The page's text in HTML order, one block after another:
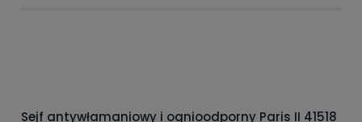
Sejf antywłamaniowy i ognioodporny Paris II 41518